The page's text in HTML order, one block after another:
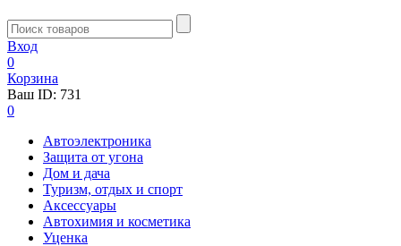
Вход
0
Корзина
Ваш ID: 731
0
Автоэлектроника
Защита от угона
Дом и дача
Туризм, отдых и спорт
Аксессуары
Автохимия и косметика
Уценка